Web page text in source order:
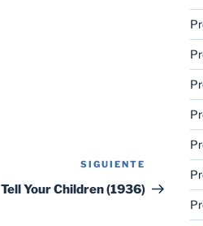
Siguiente
entrada
SIGUIENTE
Tell Your Children (1936)